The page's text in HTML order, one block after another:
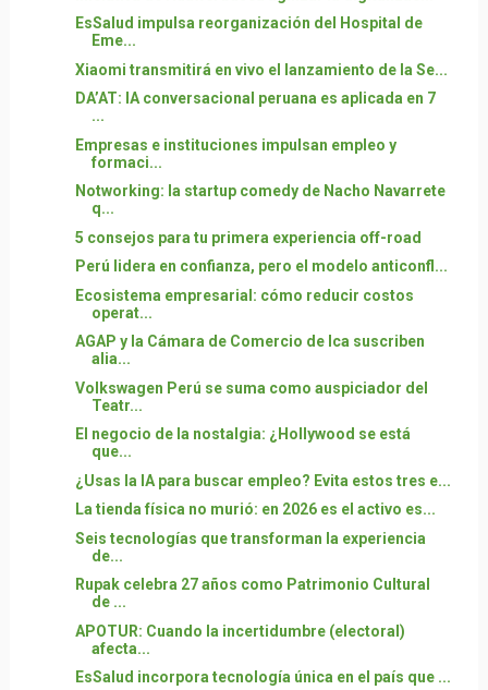
EsSalud impulsa reorganización del Hospital de
Eme...
Xiaomi transmitirá en vivo el lanzamiento de la Se...
DA’AT: IA conversacional peruana es aplicada en 7
...
Empresas e instituciones impulsan empleo y
formaci...
Notworking: la startup comedy de Nacho Navarrete
q...
5 consejos para tu primera experiencia off-road
Perú lidera en confianza, pero el modelo anticonfl...
Ecosistema empresarial: cómo reducir costos
operat...
AGAP y la Cámara de Comercio de Ica suscriben
alia...
Volkswagen Perú se suma como auspiciador del
Teatr...
El negocio de la nostalgia: ¿Hollywood se está
que...
¿Usas la IA para buscar empleo? Evita estos tres e...
La tienda física no murió: en 2026 es el activo es...
Seis tecnologías que transforman la experiencia
de...
Rupak celebra 27 años como Patrimonio Cultural
de ...
APOTUR: Cuando la incertidumbre (electoral)
afecta...
EsSalud incorpora tecnología única en el país que ...